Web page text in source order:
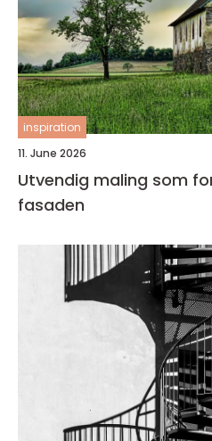
inspiration
11. June 2026
Utvendig maling som
fasaden